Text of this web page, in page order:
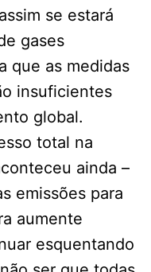
se estará
gases
que as medidas
insuficientes
global.
total na
ainda –
emissões para
aumente
esquentando